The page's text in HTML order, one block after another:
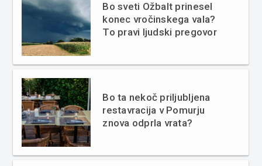
Bo sveti Ožbalt prinesel
konec vročinskega vala?
To pravi ljudski pregovor
Bo ta nekoč priljubljena
restavracija v Pomurju
znova odprla vrata?